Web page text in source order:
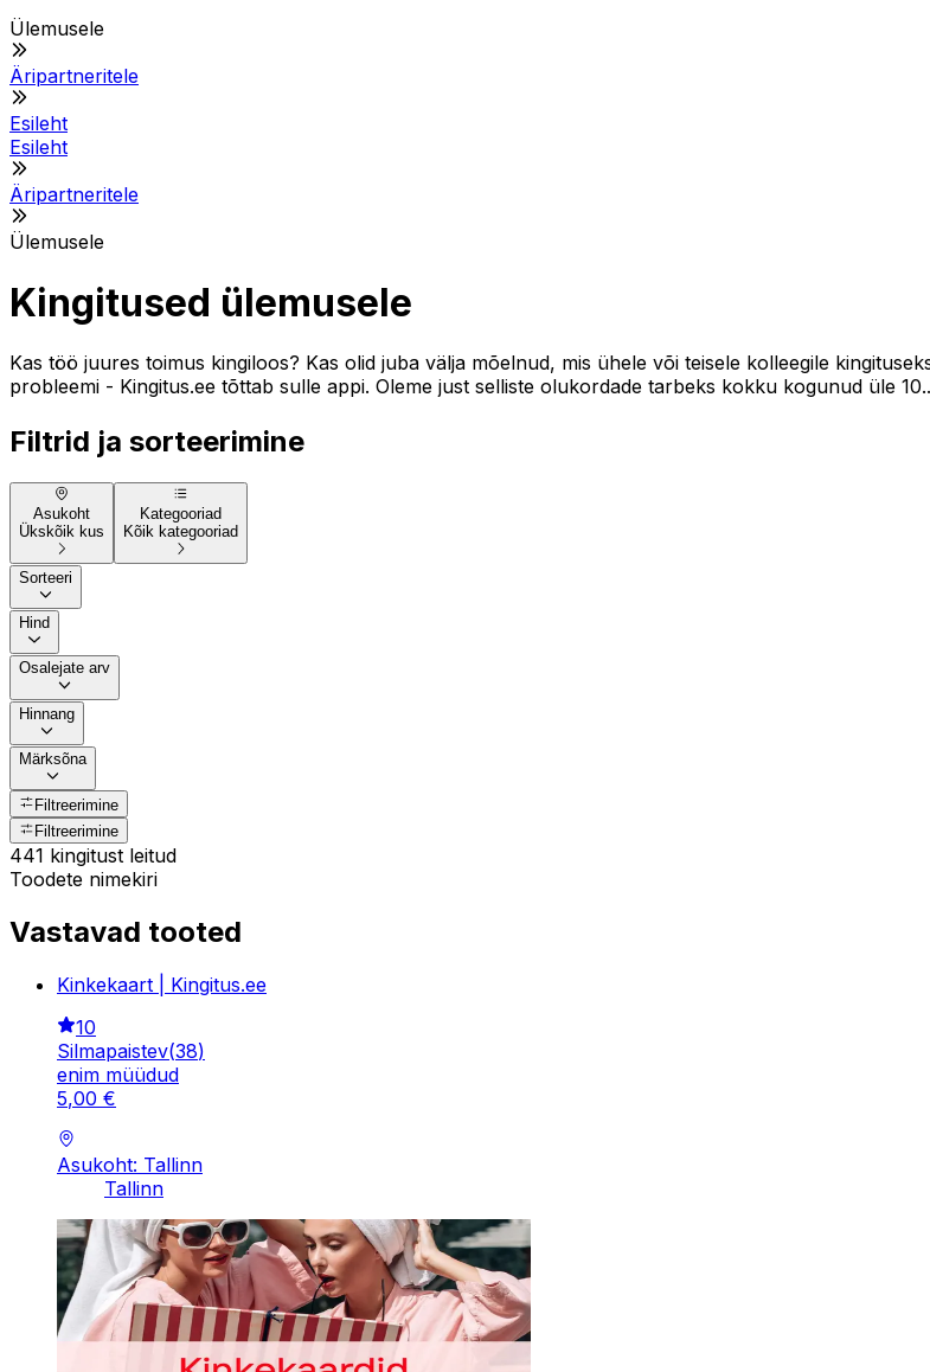
Ülemusele
Äripartneritele
Esileht
Esileht
Äripartneritele
Ülemusele
Kingitused ülemusele
Kas töö juures toimus kingiloos? Kas olid juba välja mõelnud, mis ühele või teisele kolleegile
probleemi - Kingitus.ee tõttab sulle appi. Oleme just selliste olukordade tarbeks kokku kogunud üle
Filtrid ja sorteerimine
Asukoht
Ükskõik kus
Kategooriad
Kõik kategooriad
Sorteeri
Hind
Osalejate arv
Hinnang
Märksõna
Filtreerimine
Filtreerimine
441 kingitust leitud
Toodete nimekiri
Vastavad tooted
Kinkekaart | Kingitus.ee
10
Silmapaistev(38)
enim müüdud
5,00 €
Asukoht: Tallinn
Tallinn